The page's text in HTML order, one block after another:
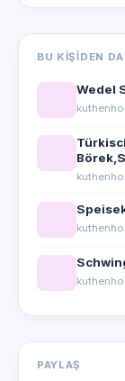
BU KIŞIDEN
Wedel
PAYLAŞ